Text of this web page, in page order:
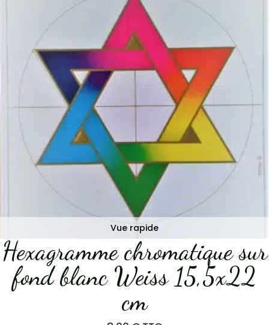
Vue rapide
Hexagramme chromatique sur
fond blanc Weiss 15,5x22
cm